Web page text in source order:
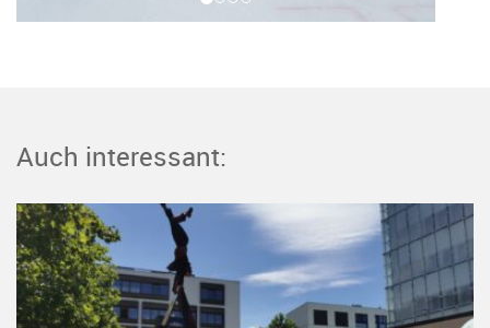
Auch interessant: